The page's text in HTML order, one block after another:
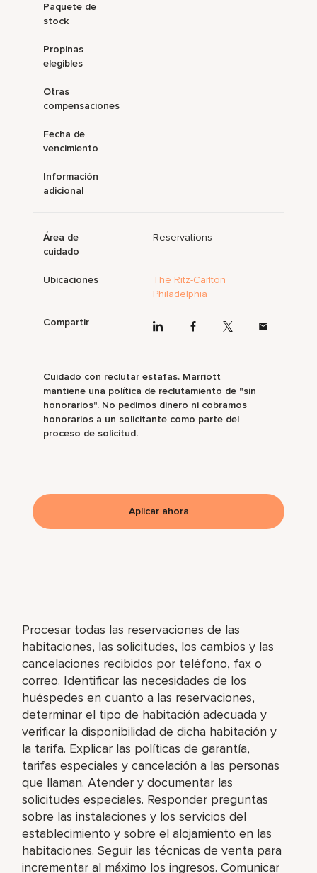
Procesar todas las reservaciones de las
habitaciones, las solicitudes, los cambios y las
cancelaciones recibidos por teléfono, fax o
correo. Identificar las necesidades de los
huéspedes en cuanto a las reservaciones,
determinar el tipo de habitación adecuada y
verificar la disponibilidad de dicha habitación y
la tarifa. Explicar las políticas de garantía,
tarifas especiales y cancelación a las personas
que llaman. Atender y documentar las
solicitudes especiales. Responder preguntas
sobre las instalaciones y los servicios del
establecimiento y sobre el alojamiento en las
habitaciones. Seguir las técnicas de venta para
incrementar al máximo los ingresos. Comunicar
Paquete de
stock
Propinas
elegibles
Otras
compensaciones
Fecha de
vencimiento
Información
adicional
Área de
cuidado
Reservations
Ubicaciones
The Ritz-Carlton
Philadelphia
Compartir
Cuidado con reclutar estafas. Marriott
mantiene una política de reclutamiento de "sin
honorarios". No pedimos dinero ni cobramos
honorarios a un solicitante como parte del
proceso de solicitud.
Aplicar ahora